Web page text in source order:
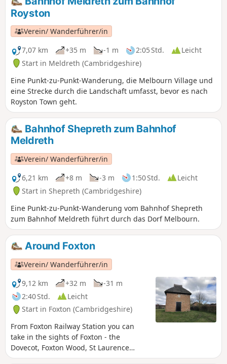
Wenn Sie diese Wanderung machen, teilen Sie uns bitte
Ihre Eindrücke mit 😉.
Royston
Verein/ Wanderführer/in
7,07 km
+35 m -1 m 2:05 Std.
Leicht
Start in Meldreth (Cambridgeshire)
Eine Punkt-zu-Punkt-Wanderung, die Melbourn Village und
eine Strecke durch die Landschaft umfasst, bevor es nach
Royston Town geht.
Bahnhof Shepreth zum Bahnhof
Meldreth
Verein/ Wanderführer/in
6,21 km
+8 m -3 m 1:50 Std.
Leicht
Start in Shepreth (Cambridgeshire)
Eine Punkt-zu-Punkt-Wanderung vom Bahnhof Shepreth
zum Bahnhof Meldreth führt durch das Dorf Melbourn.
Around Foxton
Verein/ Wanderführer/in
9,12 km
+32 m
-31 m
2:40 Std.
Leicht
Start in Foxton (Cambridgeshire)
From Foxton Railway Station you can
take in the sights of Foxton - the
Dovecot, Foxton Wood, St Laurence
Church and the White Horse Pub.